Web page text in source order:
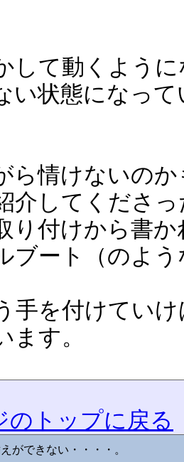
して動くよう
い状態になって
ら情けないの
介してくださ
り付けから書
ブート（のよ
手を付けてい
ます。
トップに戻る
ができない・・・・。